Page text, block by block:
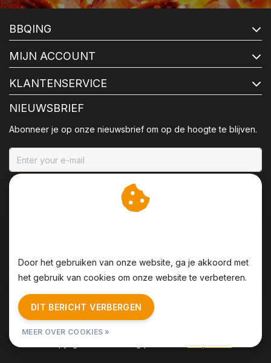
BBQING
MIJN ACCOUNT
KLANTENSERVICE
NIEUWSBRIEF
Abonneer je op onze nieuwsbrief om op de hoogte te blijven.
Algemene voorwaarden | Disclaimer
Sitemap
| RSS Feed
Door het gebruiken van onze website, ga je akkoord met
het gebruik van cookies om onze website te verbeteren.
DIT BERICHT VERBERGEN
MEER OVER COOKIES »